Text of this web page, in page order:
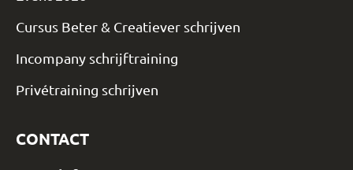
Cursus Beter & Creatiever schrijven
Incompany schrijftraining
Privétraining schrijven
CONTACT